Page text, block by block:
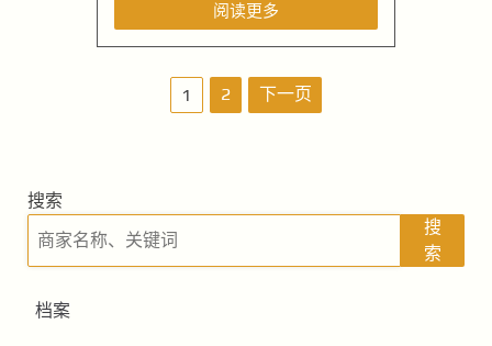
阅读更多
航
1 2 下一页
搜索
搜
索
档案